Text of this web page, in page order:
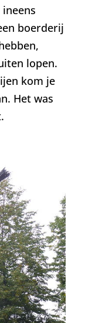
boerderij
lopen.
kom je
Het was